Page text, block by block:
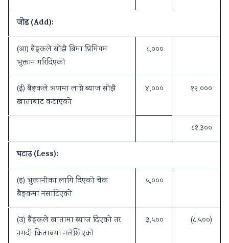
जोड (Add):
(आ) बैङ्कले सोझै बिमा प्रिमियम
भुक्तान गरिदिएको
८,०००
(ई) बैङ्कले ऋणमा लाग्ने ब्याज सोझै
खाताबाट कटाएको
४,००० १२,०००
८१,३००
घटाउ (Less):
(इ) भुक्तानीका लागि दिएको चेक
बैङ्कमा नसाटिएको
५,०००
(उ) बैङ्कले खातामा ब्याज दिएको तर
नगदी किताबमा नलेखिएको
३,५०० (८,५००)